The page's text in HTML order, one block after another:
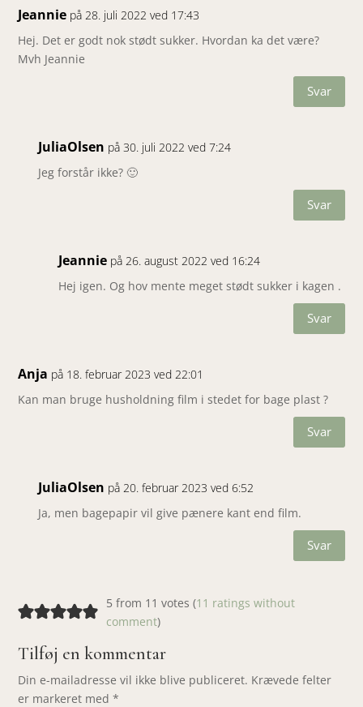
Jeannie på 28. juli 2022 ved 17:43
Hej. Det er godt nok stødt sukker. Hvordan ka det være?
Mvh Jeannie
Svar
JuliaOlsen på 30. juli 2022 ved 7:24
Jeg forstår ikke? 🙂
Svar
Jeannie på 26. august 2022 ved 16:24
Hej igen. Og hov mente meget stødt sukker i kagen .
Svar
Anja på 18. februar 2023 ved 22:01
Kan man bruge husholdning film i stedet for bage plast ?
Svar
JuliaOlsen på 20. februar 2023 ved 6:52
Ja, men bagepapir vil give pænere kant end film.
Svar
5 from 11 votes (11 ratings without
comment)
Tilføj en kommentar
Din e-mailadresse vil ikke blive publiceret. Krævede felter
er markeret med*